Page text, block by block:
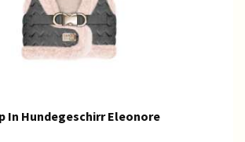
In Hundegeschirr Eleonore